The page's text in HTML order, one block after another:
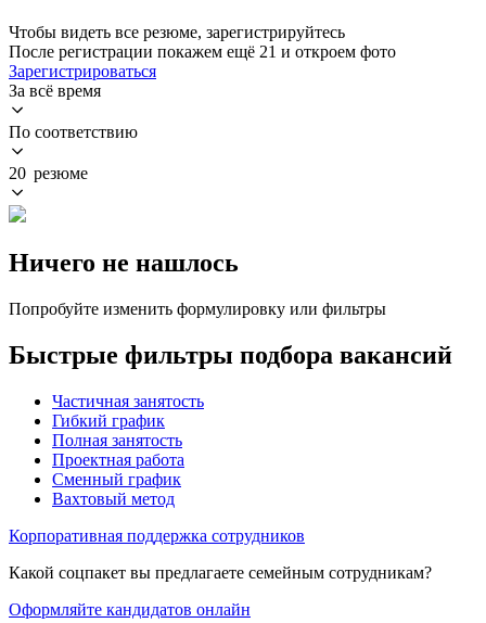
Чтобы видеть все резюме, зарегистрируйтесь
После регистрации покажем ещё 21 и откроем фото
Зарегистрироваться
За всё время
По соответствию
20 резюме
Ничего не нашлось
Попробуйте изменить формулировку или фильтры
Быстрые фильтры подбора вакансий
Частичная занятость
Гибкий график
Полная занятость
Проектная работа
Сменный график
Вахтовый метод
Корпоративная поддержка сотрудников
Какой соцпакет вы предлагаете семейным сотрудникам?
Оформляйте кандидатов онлайн